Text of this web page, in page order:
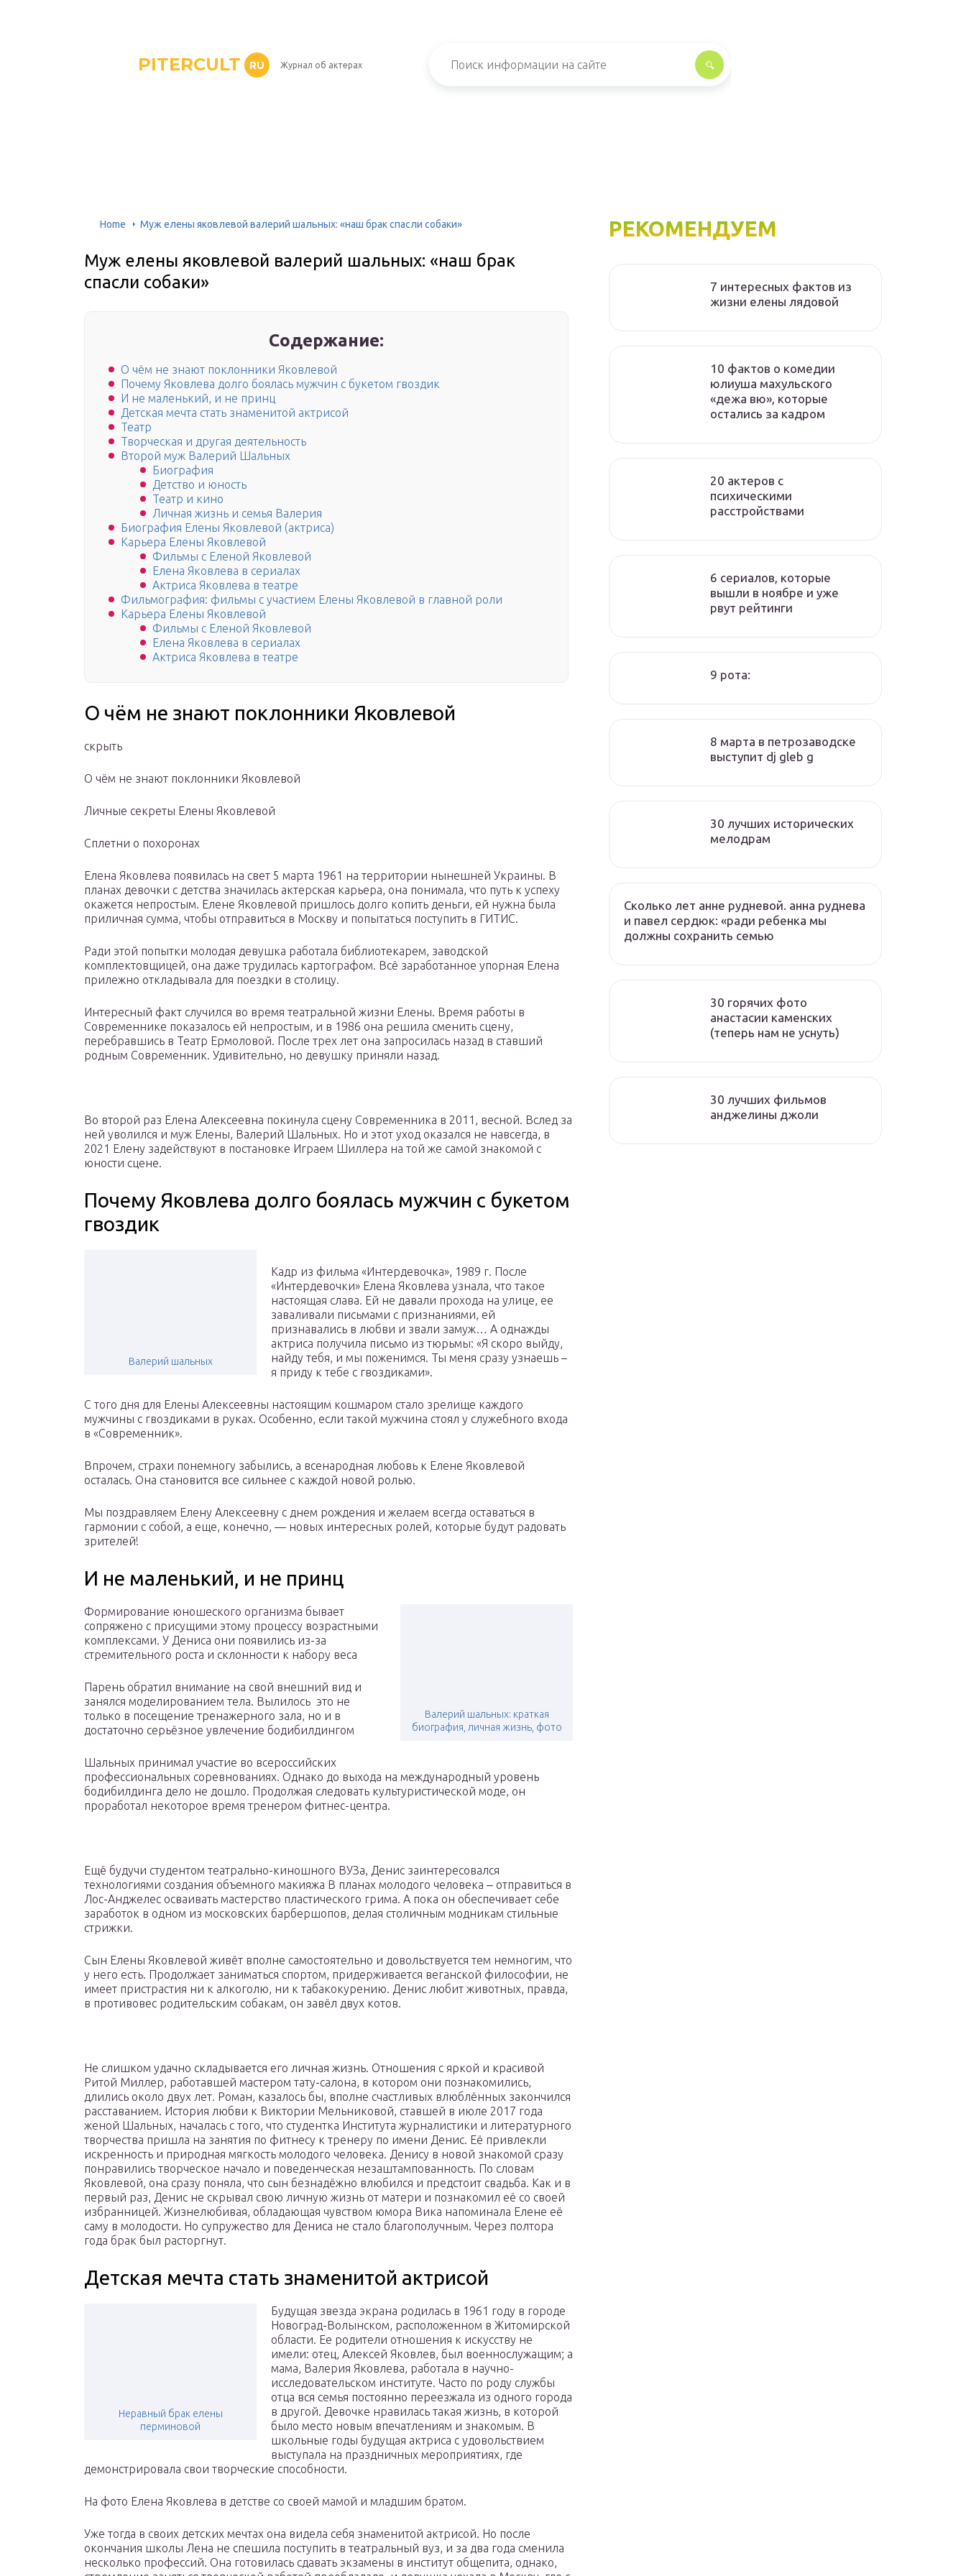
PITERCULT RU Журнал об актерах
Home Муж елены яковлевой валерий шальных: «наш брак спасли собаки»
Муж елены яковлевой валерий шальных: «наш брак
спасли собаки»
Содержание:
О чём не знают поклонники Яковлевой
Почему Яковлева долго боялась мужчин с букетом гвоздик
И не маленький, и не принц
Детская мечта стать знаменитой актрисой
Театр
Творческая и другая деятельность
Второй муж Валерий Шальных
Биография
Детство и юность
Театр и кино
Личная жизнь и семья Валерия
Биография Елены Яковлевой (актриса)
Карьера Елены Яковлевой
Фильмы с Еленой Яковлевой
Елена Яковлева в сериалах
Актриса Яковлева в театре
Фильмография: фильмы с участием Елены Яковлевой в главной роли
Карьера Елены Яковлевой
Фильмы с Еленой Яковлевой
Елена Яковлева в сериалах
Актриса Яковлева в театре
О чём не знают поклонники Яковлевой
скрыть
О чём не знают поклонники Яковлевой
Личные секреты Елены Яковлевой
Сплетни о похоронах
Елена Яковлева появилась на свет 5 марта 1961 на территории нынешней Украины. В
планах девочки с детства значилась актерская карьера, она понимала, что путь к успеху
окажется непростым. Елене Яковлевой пришлось долго копить деньги, ей нужна была
приличная сумма, чтобы отправиться в Москву и попытаться поступить в ГИТИС.
Ради этой попытки молодая девушка работала библиотекарем, заводской
комплектовщицей, она даже трудилась картографом. Всё заработанное упорная Елена
прилежно откладывала для поездки в столицу.
Интересный факт случился во время театральной жизни Елены. Время работы в
Современнике показалось ей непростым, и в 1986 она решила сменить сцену,
перебравшись в Театр Ермоловой. После трех лет она запросилась назад в ставший
родным Современник. Удивительно, но девушку приняли назад.
Во второй раз Елена Алексеевна покинула сцену Современника в 2011, весной. Вслед за
ней уволился и муж Елены, Валерий Шальных. Но и этот уход оказался не навсегда, в
2021 Елену задействуют в постановке Играем Шиллера на той же самой знакомой с
юности сцене.
Почему Яковлева долго боялась мужчин с букетом
гвоздик
Валерий шальных
Кадр из фильма «Интердевочка», 1989 г. После
«Интердевочки» Елена Яковлева узнала, что такое
настоящая слава. Ей не давали прохода на улице, ее
заваливали письмами с признаниями, ей
признавались в любви и звали замуж… А однажды
актриса получила письмо из тюрьмы: «Я скоро выйду,
найду тебя, и мы поженимся. Ты меня сразу узнаешь –
я приду к тебе с гвоздиками».
С того дня для Елены Алексеевны настоящим кошмаром стало зрелище каждого
мужчины с гвоздиками в руках. Особенно, если такой мужчина стоял у служебного входа
в «Современник».
Впрочем, страхи понемногу забылись, а всенародная любовь к Елене Яковлевой
осталась. Она становится все сильнее с каждой новой ролью.
Мы поздравляем Елену Алексеевну с днем рождения и желаем всегда оставаться в
гармонии с собой, а еще, конечно, — новых интересных ролей, которые будут радовать
зрителей!
И не маленький, и не принц
Валерий шальных: краткая
биография, личная жизнь, фото
Формирование юношеского организма бывает
сопряжено с присущими этому процессу возрастными
комплексами. У Дениса они появились из-за
стремительного роста и склонности к набору веса
Парень обратил внимание на свой внешний вид и
занялся моделированием тела. Вылилось это не
только в посещение тренажерного зала, но и в
достаточно серьёзное увлечение бодибилдингом
Шальных принимал участие во всероссийских
профессиональных соревнованиях. Однако до выхода на международный уровень
бодибилдинга дело не дошло. Продолжая следовать культуристической моде, он
проработал некоторое время тренером фитнес-центра.
Ещё будучи студентом театрально-киношного ВУЗа, Денис заинтересовался
технологиями создания объемного макияжа В планах молодого человека ‒ отправиться в
Лос-Анджелес осваивать мастерство пластического грима. А пока он обеспечивает себе
заработок в одном из московских барбершопов, делая столичным модникам стильные
стрижки.
Сын Елены Яковлевой живёт вполне самостоятельно и довольствуется тем немногим, что
у него есть. Продолжает заниматься спортом, придерживается веганской философии, не
имеет пристрастия ни к алкоголю, ни к табакокурению. Денис любит животных, правда,
в противовес родительским собакам, он завёл двух котов.
Не слишком удачно складывается его личная жизнь. Отношения с яркой и красивой
Ритой Миллер, работавшей мастером тату-салона, в котором они познакомились,
длились около двух лет. Роман, казалось бы, вполне счастливых влюблённых закончился
расставанием. История любви к Виктории Мельниковой, ставшей в июле 2017 года
женой Шальных, началась с того, что студентка Института журналистики и литературного
творчества пришла на занятия по фитнесу к тренеру по имени Денис. Её привлекли
искренность и природная мягкость молодого человека. Денису в новой знакомой сразу
понравились творческое начало и поведенческая незаштампованность. По словам
Яковлевой, она сразу поняла, что сын безнадёжно влюбился и предстоит свадьба. Как и в
первый раз, Денис не скрывал свою личную жизнь от матери и познакомил её со своей
избранницей. Жизнелюбивая, обладающая чувством юмора Вика напоминала Елене её
саму в молодости. Но супружество для Дениса не стало благополучным. Через полтора
года брак был расторгнут.
Детская мечта стать знаменитой актрисой
Неравный брак елены
перминовой
Будущая звезда экрана родилась в 1961 году в городе
Новоград-Волынском, расположенном в Житомирской
области. Ее родители отношения к искусству не
имели: отец, Алексей Яковлев, был военнослужащим; а
мама, Валерия Яковлева, работала в научно-
исследовательском институте. Часто по роду службы
отца вся семья постоянно переезжала из одного города
в другой. Девочке нравилась такая жизнь, в которой
было место новым впечатлениям и знакомым. В
школьные годы будущая актриса с удовольствием
выступала на праздничных мероприятиях, где
демонстрировала свои творческие способности.
На фото Елена Яковлева в детстве со своей мамой и младшим братом.
Уже тогда в своих детских мечтах она видела себя знаменитой актрисой. Но после
окончания школы Лена не спешила поступить в театральный вуз, и за два года сменила
несколько профессий. Она готовилась сдавать экзамены в институт общепита, однако,
РЕКОМЕНДУЕМ
7 интересных фактов из
жизни елены лядовой
10 фактов о комедии
юлиуша махульского
«дежа вю», которые
остались за кадром
20 актеров с
психическими
расстройствами
6 сериалов, которые
вышли в ноябре и уже
рвут рейтинги
9 рота:
8 марта в петрозаводске
выступит dj gleb g
30 лучших исторических
мелодрам
Сколько лет анне рудневой. анна руднева
и павел сердюк: «ради ребенка мы
должны сохранить семью
30 горячих фото
анастасии каменских
(теперь нам не уснуть)
30 лучших фильмов
анджелины джоли